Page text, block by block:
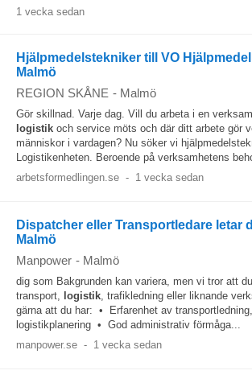
1 vecka sedan
Hjälpmedelstekniker till VO
Malmö
REGION SKÅNE - Malmö
Gör skillnad. Varje dag. Vill du arbeta i en
logistik och service möts och där ditt arbete gör
människor i vardagen? Nu söker vi
Logistikenheten. Beroende på verksamhetens
arbetsformedlingen.se - 1 vecka sedan
Dispatcher eller Transportledare letar
Malmö
Manpower - Malmö
dig som Bakgrunden kan variera, men vi tror att
transport, logistik, trafikledning eller liknande
gärna att du har: • Erfarenhet av
logistikplanering • God administrativ förmåga...
manpower.se - 1 vecka sedan